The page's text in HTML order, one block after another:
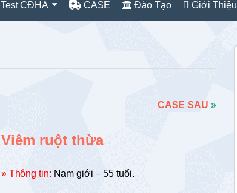
Test CĐHA CASE Đào Tạo Giới Thiệu
CASE SAU »
Viêm ruột thừa
» Thông tin: Nam giới – 55 tuổi.